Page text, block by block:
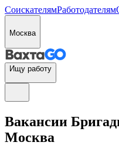
СоискателямРаботодателям
Москва
Ищу работу
Вакансии
Москва